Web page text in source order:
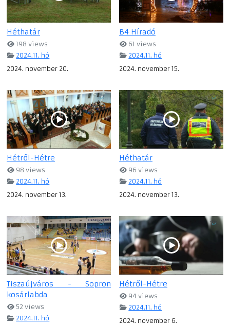
Héthatár
198 views
2024.11. hó
2024. november 20.
B4 Híradó
61 views
2024.11. hó
2024. november 15.
Hétről-Hétre
98 views
2024.11. hó
2024. november 13.
Héthatár
96 views
2024.11. hó
2024. november 13.
Tiszaújváros - Sopron
kosárlabda
52 views
2024.11. hó
Hétről-Hétre
94 views
2024.11. hó
2024. november 6.